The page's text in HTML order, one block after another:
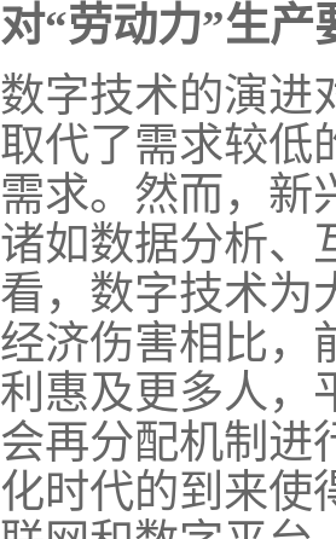
对“劳动力”生产
数字技术的演进
取代了需求较低
需求。然而，新
诸如数据分析、
看，数字技术为
经济伤害相比，
利惠及更多人，
会再分配机制进
化时代的到来使